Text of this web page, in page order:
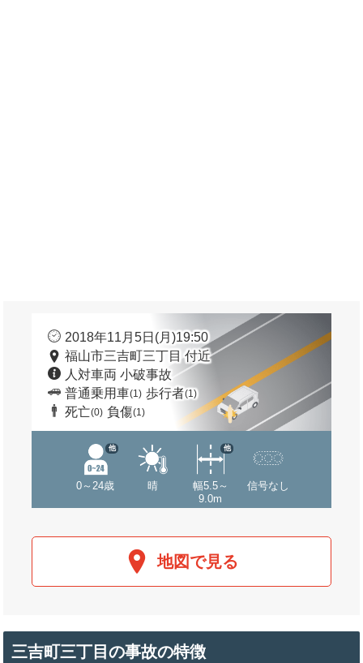
2018年11月5日(月)19:50
福山市三吉町三丁目 付近
人対車両 小破事故
普通乗用車(1) 歩行者(1)
死亡(0) 負傷(1)
0～24歳
他
晴
幅5.5～
9.0m
他
信号なし
地図で見る
三吉町三丁目の事故の特徴